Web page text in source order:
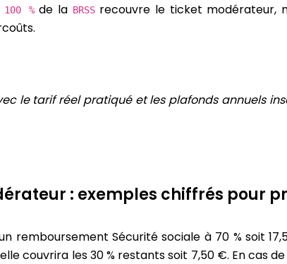
100 %de la BRSSrecouvre le ticket modérateur,
le tarif réel pratiqué et les plafonds annuels
: exemples chiffrés pour
remboursement Sécurité sociale à 70 % soit
couvrira les 30 % restants soit 7,50 €. En cas